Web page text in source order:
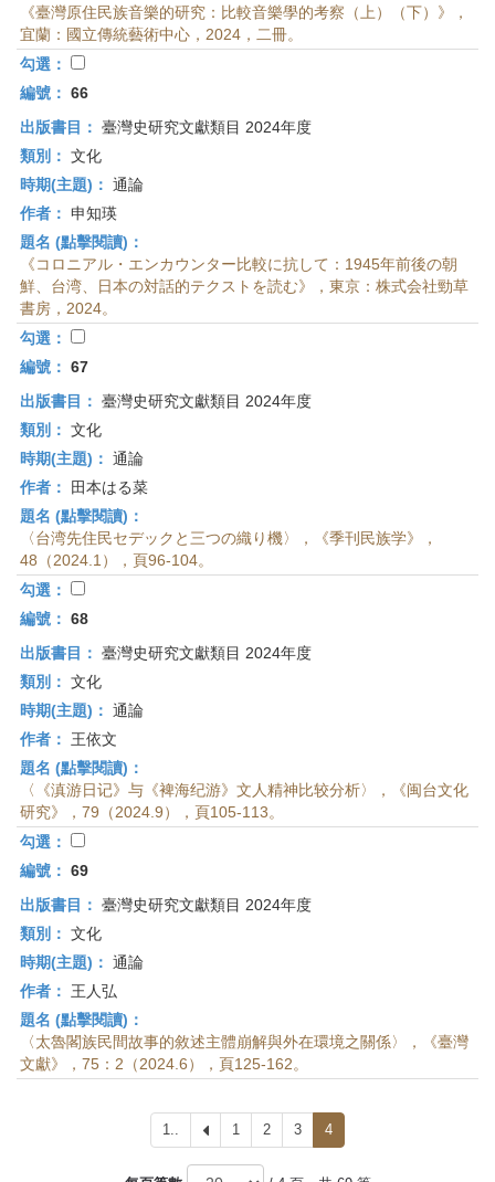
《臺灣原住民族音樂的研究：比較音樂學的考察（上）（下）》，
宜蘭：國立傳統藝術中心，2024，二冊。
勾選：
編號： 66
出版書目： 臺灣史研究文獻類目 2024年度
類別： 文化
時期(主題)： 通論
作者： 申知瑛
題名 (點擊閱讀)：
《コロニアル・エンカウンター比較に抗して：1945年前後の朝
鮮、台湾、日本の対話的テクストを読む》，東京：株式会社勁草
書房，2024。
勾選：
編號： 67
出版書目： 臺灣史研究文獻類目 2024年度
類別： 文化
時期(主題)： 通論
作者：
田本はる菜
題名 (點擊閱讀)：
〈台湾先住民セデックと三つの織り機〉，《季刊民族学》，
48（2024.1），頁96-104。
勾選：
編號： 68
出版書目： 臺灣史研究文獻類目 2024年度
類別： 文化
時期(主題)： 通論
作者：
王依文
題名 (點擊閱讀)：
〈《滇游日记》与《裨海纪游》文人精神比较分析〉，《闽台文化
研究》，79（2024.9），頁105-113。
勾選：
編號： 69
出版書目： 臺灣史研究文獻類目 2024年度
類別： 文化
時期(主題)： 通論
作者：
王人弘
題名 (點擊閱讀)：
〈太魯閣族民間故事的敘述主體崩解與外在環境之關係〉，《臺灣
文獻》，75：2（2024.6），頁125-162。
1..
上
一
頁
1 2 3 4